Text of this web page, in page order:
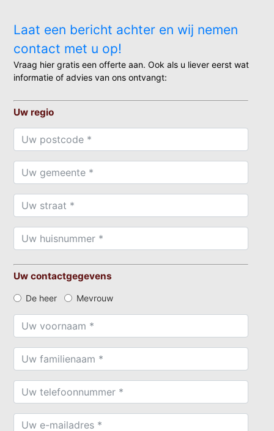
Laat een bericht achter en wij nemen
contact met u op!
Vraag hier gratis een offerte aan. Ook als u liever eerst wat
informatie of advies van ons ontvangt:
Uw regio
Uw contactgegevens
De heer Mevrouw